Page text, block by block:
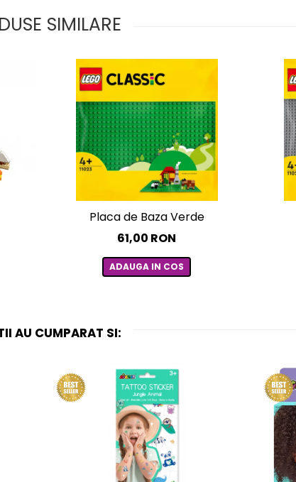
SIMILARE
Placa de Baza Verde
61,00 RON
ADAUGA IN COS
AU CUMPARAT SI: